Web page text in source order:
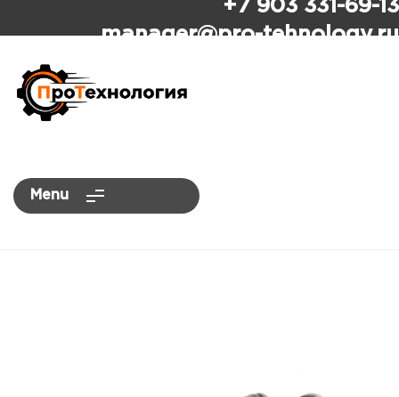
+7 903 331-69-13
manager@pro-tehnology.ru
Menu